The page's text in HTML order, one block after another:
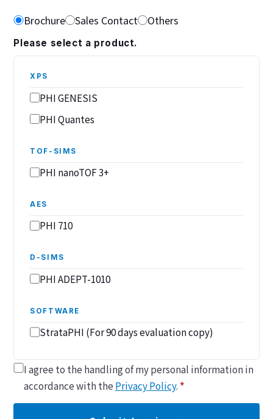
Brochure Sales Contact Others
Please select a product.
XPS
PHI GENESIS
PHI Quantes
TOF-SIMS
PHI nanoTOF 3+
AES
PHI 710
D-SIMS
PHI ADEPT-1010
SOFTWARE
StrataPHI (For 90 days evaluation copy)
I agree to the handling of my personal information in
accordance with the Privacy Policy. *